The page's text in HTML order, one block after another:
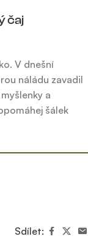
čaj
V dnešní
náládu zavadil
a
šálek
Sdílet: